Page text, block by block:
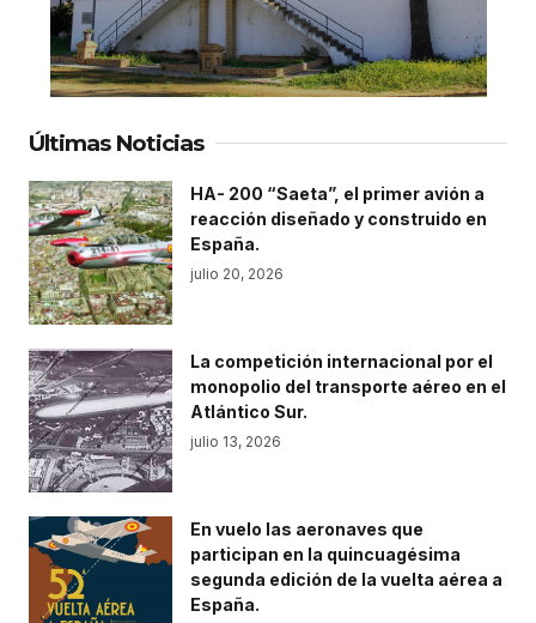
Últimas Noticias
HA- 200 “Saeta”, el primer avión a
reacción diseñado y construido en
España.
julio 20, 2026
La competición internacional por el
monopolio del transporte aéreo en el
Atlántico Sur.
julio 13, 2026
En vuelo las aeronaves que
participan en la quincuagésima
segunda edición de la vuelta aérea a
España.